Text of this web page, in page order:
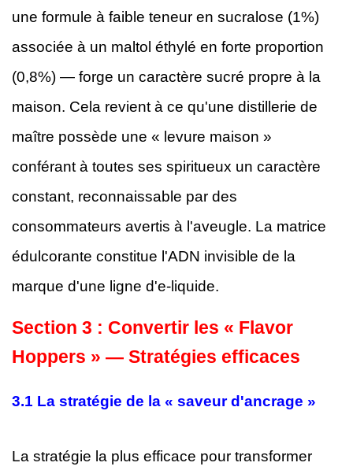
une formule à faible teneur en sucralose (1%)
associée à un maltol éthylé en forte proportion
(0,8%) — forge un caractère sucré propre à la
maison. Cela revient à ce qu'une distillerie de
maître possède une « levure maison »
conférant à toutes ses spiritueux un caractère
constant, reconnaissable par des
consommateurs avertis à l'aveugle. La matrice
édulcorante constitue l'ADN invisible de la
marque d'une ligne d'e-liquide.
Section 3 : Convertir les « Flavor
Hoppers » — Stratégies efficaces
3.1 La stratégie de la « saveur d'ancrage »
La stratégie la plus efficace pour transformer